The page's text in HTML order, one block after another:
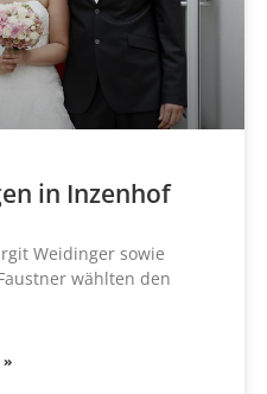
in Inzenhof
Weidinger sowie
wählten den
»